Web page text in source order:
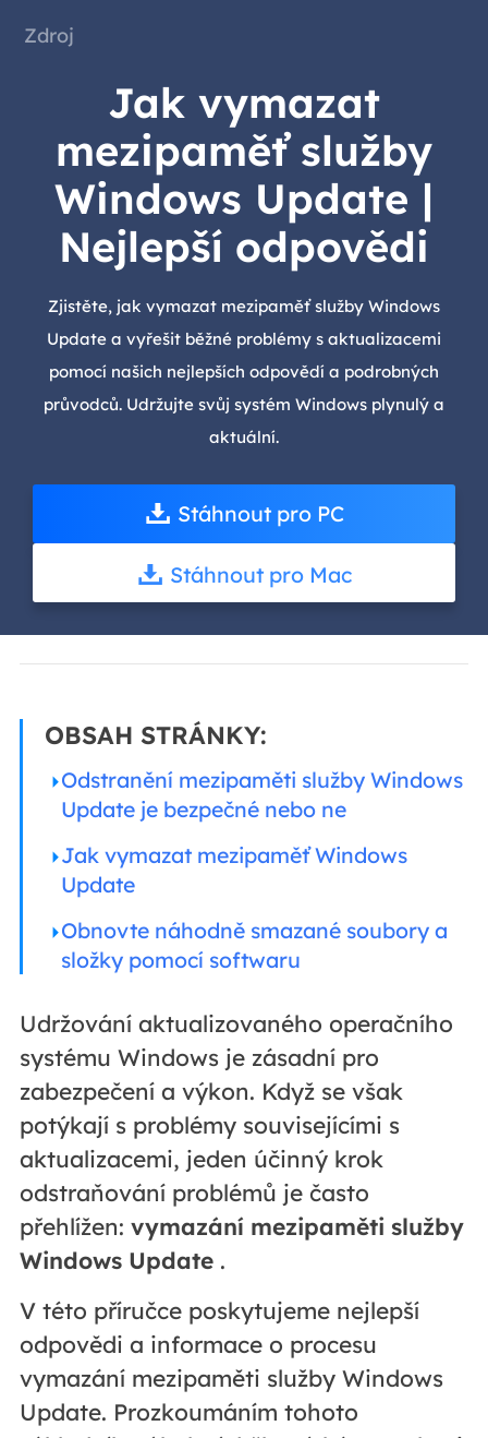
Zdroj
Jak vymazat
mezipaměť služby
Windows Update |
Nejlepší odpovědi
Zjistěte, jak vymazat mezipaměť služby Windows
Update a vyřešit běžné problémy s aktualizacemi
pomocí našich nejlepších odpovědí a podrobných
průvodců. Udržujte svůj systém Windows plynulý a
aktuální.
Stáhnout pro PC
Stáhnout pro Mac
OBSAH STRÁNKY:
Odstranění mezipaměti služby Windows
Update je bezpečné nebo ne
Jak vymazat mezipaměť Windows
Update
Obnovte náhodně smazané soubory a
složky pomocí softwaru
Udržování aktualizovaného operačního
systému Windows je zásadní pro
zabezpečení a výkon. Když se však
potýkají s problémy souvisejícími s
aktualizacemi, jeden účinný krok
odstraňování problémů je často
přehlížen: vymazání mezipaměti služby
Windows Update.
V této příručce poskytujeme nejlepší
odpovědi a informace o procesu
vymazání mezipaměti služby Windows
Update. Prozkoumáním tohoto